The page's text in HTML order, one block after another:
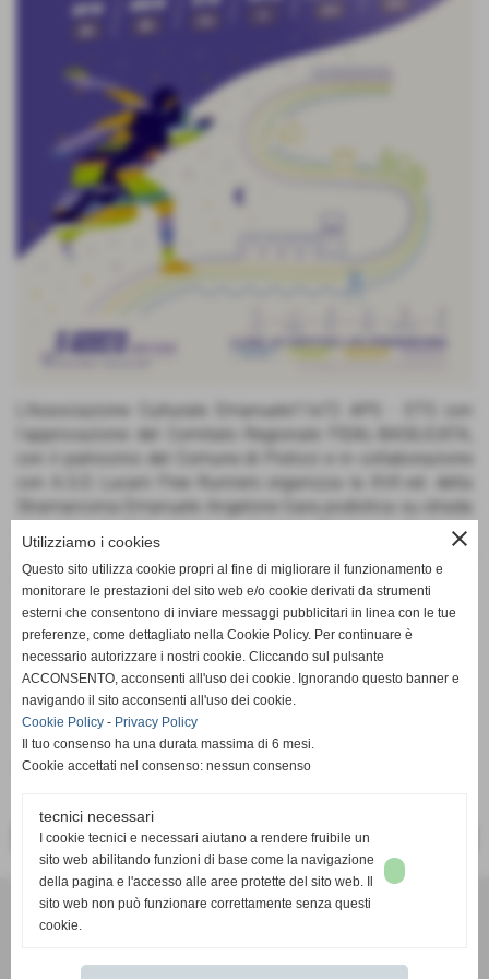
L'Associazione Culturale Emanuele11e72 APS - ETS con
l'approvazione del Comitato Regionale FIDAL-BASILICATA,
con il patrocinio del Comune di Pisticci e in collaborazione
con A.S.D. Lucani Free Runners organizza la XVII ed. della
Stramarconia Emanuele Angelone Gara podistica su strada
riservata ad atleti categoria: Juniores, Promesse, Seniores,
e Seniores/Master sulla distanza di km. 10,5. Di seguito il
regolamento gara.
Documenti allegati
Regolamento gara
Dimensione: 398,90 KB
<< PRECEDENTE SUCCESSIVO >>
Comitato Regionale FIDAL BASILICATA
Via Faggin presso Campo Scuola "D. Sabia" - 85100 POTENZA
close
Utilizziamo i cookies
Questo sito utilizza cookie propri al fine di migliorare il funzionamento e
monitorare le prestazioni del sito web e/o cookie derivati da strumenti
esterni che consentono di inviare messaggi pubblicitari in linea con le tue
preferenze, come dettagliato nella Cookie Policy. Per continuare è
necessario autorizzare i nostri cookie. Cliccando sul pulsante
ACCONSENTO, acconsenti all'uso dei cookie. Ignorando questo banner e
navigando il sito acconsenti all'uso dei cookie.
Cookie Policy - Privacy Policy
Il tuo consenso ha una durata massima di 6 mesi.
Cookie accettati nel consenso: nessun consenso
tecnici necessari
I cookie tecnici e necessari aiutano a rendere fruibile un
sito web abilitando funzioni di base come la navigazione
della pagina e l'accesso alle aree protette del sito web. Il
sito web non può funzionare correttamente senza questi
cookie.